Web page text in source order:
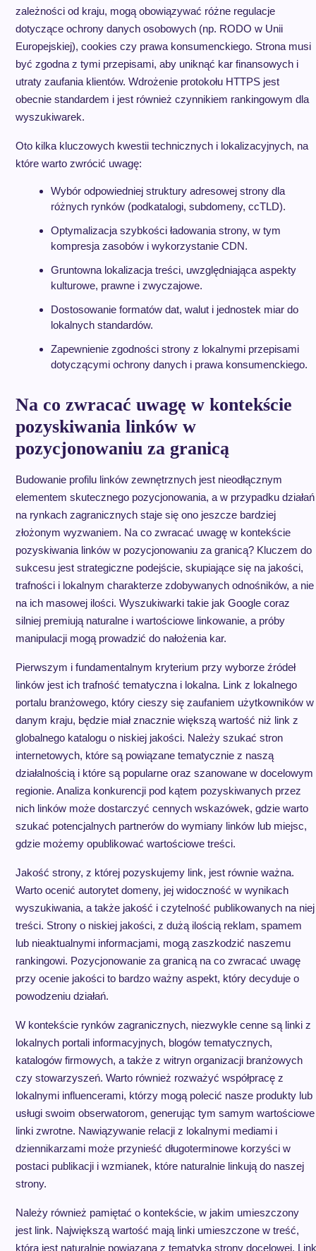
zależności od kraju, mogą obowiązywać różne regulacje
dotyczące ochrony danych osobowych (np. RODO w Unii
Europejskiej), cookies czy prawa konsumenckiego. Strona musi
być zgodna z tymi przepisami, aby uniknąć kar finansowych i
utraty zaufania klientów. Wdrożenie protokołu HTTPS jest
obecnie standardem i jest również czynnikiem rankingowym dla
wyszukiwarek.
Oto kilka kluczowych kwestii technicznych i lokalizacyjnych, na
które warto zwrócić uwagę:
Wybór odpowiedniej struktury adresowej strony dla
różnych rynków (podkatalogi, subdomeny, ccTLD).
Optymalizacja szybkości ładowania strony, w tym
kompresja zasobów i wykorzystanie CDN.
Gruntowna lokalizacja treści, uwzględniająca aspekty
kulturowe, prawne i zwyczajowe.
Dostosowanie formatów dat, walut i jednostek miar do
lokalnych standardów.
Zapewnienie zgodności strony z lokalnymi przepisami
dotyczącymi ochrony danych i prawa konsumenckiego.
Na co zwracać uwagę w kontekście
pozyskiwania linków w
pozycjonowaniu za granicą
Budowanie profilu linków zewnętrznych jest nieodłącznym
elementem skutecznego pozycjonowania, a w przypadku działań
na rynkach zagranicznych staje się ono jeszcze bardziej
złożonym wyzwaniem. Na co zwracać uwagę w kontekście
pozyskiwania linków w pozycjonowaniu za granicą? Kluczem do
sukcesu jest strategiczne podejście, skupiające się na jakości,
trafności i lokalnym charakterze zdobywanych odnośników, a nie
na ich masowej ilości. Wyszukiwarki takie jak Google coraz
silniej premiują naturalne i wartościowe linkowanie, a próby
manipulacji mogą prowadzić do nałożenia kar.
Pierwszym i fundamentalnym kryterium przy wyborze źródeł
linków jest ich trafność tematyczna i lokalna. Link z lokalnego
portalu branżowego, który cieszy się zaufaniem użytkowników w
danym kraju, będzie miał znacznie większą wartość niż link z
globalnego katalogu o niskiej jakości. Należy szukać stron
internetowych, które są powiązane tematycznie z naszą
działalnością i które są popularne oraz szanowane w docelowym
regionie. Analiza konkurencji pod kątem pozyskiwanych przez
nich linków może dostarczyć cennych wskazówek, gdzie warto
szukać potencjalnych partnerów do wymiany linków lub miejsc,
gdzie możemy opublikować wartościowe treści.
Jakość strony, z której pozyskujemy link, jest równie ważna.
Warto ocenić autorytet domeny, jej widoczność w wynikach
wyszukiwania, a także jakość i czytelność publikowanych na niej
treści. Strony o niskiej jakości, z dużą ilością reklam, spamem
lub nieaktualnymi informacjami, mogą zaszkodzić naszemu
rankingowi. Pozycjonowanie za granicą na co zwracać uwagę
przy ocenie jakości to bardzo ważny aspekt, który decyduje o
powodzeniu działań.
W kontekście rynków zagranicznych, niezwykle cenne są linki z
lokalnych portali informacyjnych, blogów tematycznych,
katalogów firmowych, a także z witryn organizacji branżowych
czy stowarzyszeń. Warto również rozważyć współpracę z
lokalnymi influencerami, którzy mogą polecić nasze produkty lub
usługi swoim obserwatorom, generując tym samym wartościowe
linki zwrotne. Nawiązywanie relacji z lokalnymi mediami i
dziennikarzami może przynieść długoterminowe korzyści w
postaci publikacji i wzmianek, które naturalnie linkują do naszej
strony.
Należy również pamiętać o kontekście, w jakim umieszczony
jest link. Największą wartość mają linki umieszczone w treść,
która jest naturalnie powiązana z tematyką strony docelowej. Link